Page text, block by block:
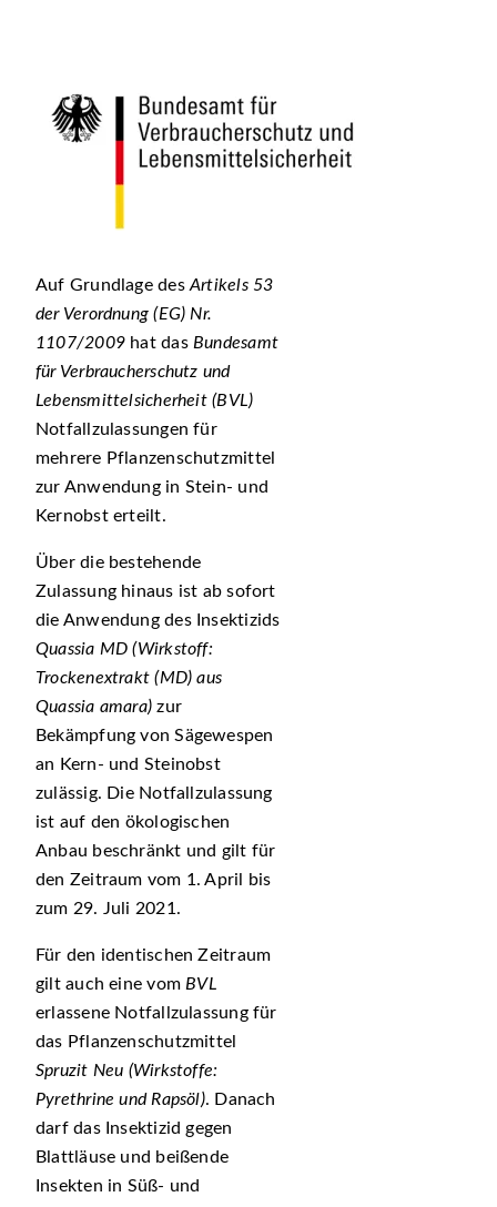
Auf Grundlage des Artikels 53
der Verordnung (EG) Nr.
1107/2009hat das Bundesamt
für Verbraucherschutz und
Lebensmittelsicherheit (BVL)
Notfallzulassungen für
mehrere Pflanzenschutzmittel
zur Anwendung in Stein- und
Kernobst erteilt.
Über die bestehende
Zulassung hinaus ist ab sofort
die Anwendung des Insektizids
Quassia MD (Wirkstoff:
Trockenextrakt (MD) aus
Quassia amara) zur
Bekämpfung von Sägewespen
an Kern- und Steinobst
zulässig. Die Notfallzulassung
ist auf den ökologischen
Anbau beschränkt und gilt für
den Zeitraum vom 1. April bis
zum 29. Juli 2021.
Für den identischen Zeitraum
gilt auch eine vom BVL
erlassene Notfallzulassung für
das Pflanzenschutzmittel
Spruzit Neu (Wirkstoffe:
Pyrethrine und Rapsöl). Danach
darf das Insektizid gegen
Blattläuse und beißende
Insekten in Süß- und